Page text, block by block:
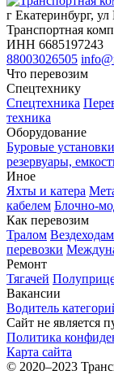
г Екатеринбург,
Транспортная
ИНН 6685197243
88003026505
Что перевозим
Спецтехнику
Спецтехника
техника
Оборудование
Буровые установки
резервуары,
Иное
Яхты и катера
кабелем Блочно-
Как перевозим
Тралом
перевозки
Ремонт
Тягачей
Вакансии
Водитель
Сайт не является
Политика
Карта сайта
© 2020–2023